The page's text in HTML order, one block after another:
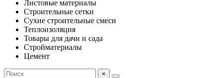
Листовые материалы
Строительные сетки
Сухие строительные смеси
Теплоизоляция
Товары для дачи и сада
Стройматериалы
Цемент
×